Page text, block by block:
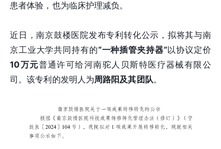
患者体验，也为临床护理减负。
近日，南京鼓楼医院发布专利转化公示，拟将其与南
京工业大学共同持有的“一种插管夹持器”以协议定价
10万元普通许可给河南驼人贝斯特医疗器械有限公
司。该专利的发明人为周路阳及其团队。